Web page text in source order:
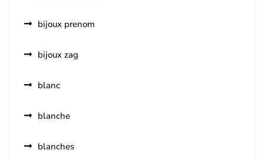
bijoux prenom
bijoux zag
blanc
blanche
blanches